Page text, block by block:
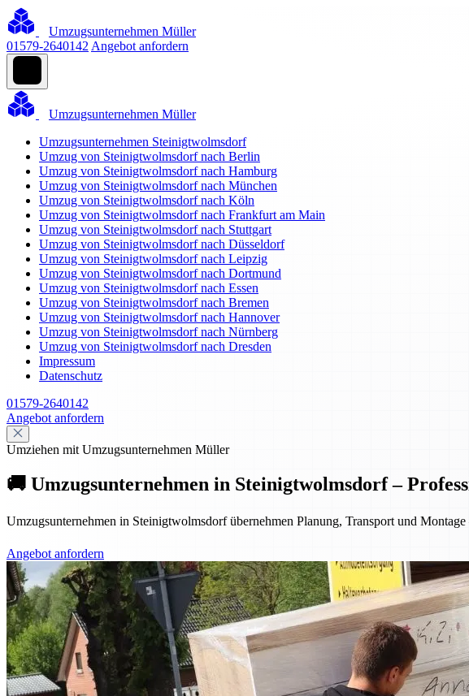
Umzugsunternehmen Müller
01579-2640142 Angebot anfordern
Umzugsunternehmen Müller
Umzugsunternehmen Steinigtwolmsdorf
Umzug von Steinigtwolmsdorf nach Berlin
Umzug von Steinigtwolmsdorf nach Hamburg
Umzug von Steinigtwolmsdorf nach München
Umzug von Steinigtwolmsdorf nach Köln
Umzug von Steinigtwolmsdorf nach Frankfurt am Main
Umzug von Steinigtwolmsdorf nach Stuttgart
Umzug von Steinigtwolmsdorf nach Düsseldorf
Umzug von Steinigtwolmsdorf nach Leipzig
Umzug von Steinigtwolmsdorf nach Dortmund
Umzug von Steinigtwolmsdorf nach Essen
Umzug von Steinigtwolmsdorf nach Bremen
Umzug von Steinigtwolmsdorf nach Hannover
Umzug von Steinigtwolmsdorf nach Nürnberg
Umzug von Steinigtwolmsdorf nach Dresden
Impressum
Datenschutz
01579-2640142
Angebot anfordern
Umziehen mit Umzugsunternehmen Müller
🚚 Umzugsunternehmen in Steinigtwolmsdorf –
Umzugsunternehmen in Steinigtwolmsdorf übernehmen Planung, Transport und
Angebot anfordern